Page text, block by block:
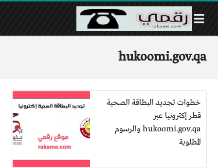
hukoomi.gov.qa
خطوات تجديد البطاقة الصحية
قطر إكترونيا عبر
hukoomi.gov.qa والرسوم
المطلوبة